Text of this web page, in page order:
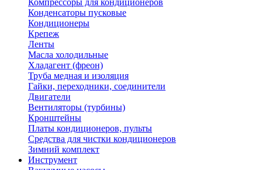
Компрессоры для кондиционеров
Конденсаторы пусковые
Кондиционеры
Крепеж
Ленты
Масла холодильные
Хладагент (фреон)
Труба медная и изоляция
Гайки, переходники, соединители
Двигатели
Вентиляторы (турбины)
Кронштейны
Платы кондиционеров, пульты
Средства для чистки кондиционеров
Зимний комплект
Инструмент